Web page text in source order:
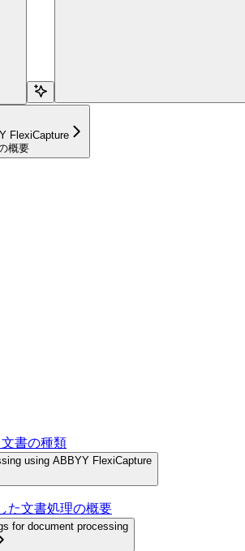
FlexiCapture
概要
書の種類
using ABBYY FlexiCapture
た文書処理の概要
for document processing